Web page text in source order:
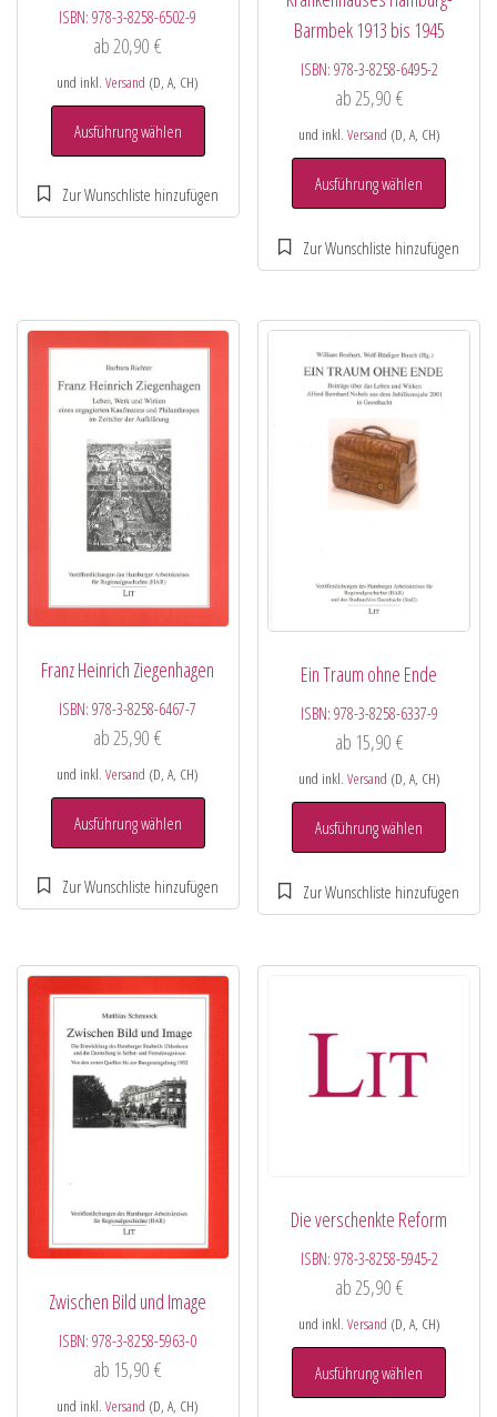
ISBN:978-3-8258-6502-9
ab20,90€
und inkl.Versand (D, A, CH)
Ausführung wählen
Barmbek 1913 bis 1945
ISBN: 978-3-8258-6495-2
ab25,90 €
und inkl. Versand (D, A, CH)
Ausführung wählen
Franz Heinrich Ziegenhagen
ISBN:978-3-8258-6467-7
ab25,90€
und inkl.Versand (D, A, CH)
Ausführung wählen
Ein Traum ohne Ende
ISBN: 978-3-8258-6337-9
ab 15,90 €
und inkl. Versand (D, A, CH)
Ausführung wählen
Zwischen Bild und Image
ISBN:978-3-8258-5963-0
ab 15,90€
und inkl.Versand (D, A, CH)
Die verschenkte Reform
ISBN: 978-3-8258-5945-2
ab25,90 €
und inkl. Versand (D, A, CH)
Ausführung wählen